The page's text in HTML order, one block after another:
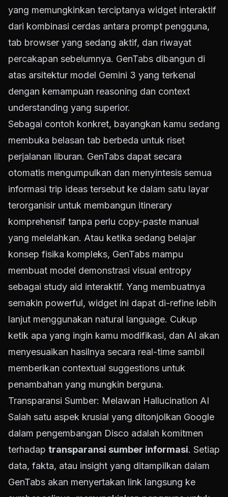
yang memungkinkan terciptanya widget interaktif
dari kombinasi cerdas antara prompt pengguna,
tab browser yang sedang aktif, dan riwayat
percakapan sebelumnya. GenTabs dibangun di
atas arsitektur model Gemini 3 yang terkenal
dengan kemampuan reasoning dan context
understanding yang superior.
Sebagai contoh konkret, bayangkan kamu sedang
membuka belasan tab berbeda untuk riset
perjalanan liburan. GenTabs dapat secara
otomatis mengumpulkan dan menyintesis semua
informasi trip ideas tersebut ke dalam satu layar
terorganisir untuk membangun itinerary
komprehensif tanpa perlu copy-paste manual
yang melelahkan. Atau ketika sedang belajar
konsep fisika kompleks, GenTabs mampu
membuat model demonstrasi visual entropy
sebagai study aid interaktif. Yang membuatnya
semakin powerful, widget ini dapat di-refine lebih
lanjut menggunakan natural language. Cukup
ketik apa yang ingin kamu modifikasi, dan AI akan
menyesuaikan hasilnya secara real-time sambil
memberikan contextual suggestions untuk
penambahan yang mungkin berguna.
Transparansi Sumber: Melawan Hallucination AI
Salah satu aspek krusial yang ditonjolkan Google
dalam pengembangan Disco adalah komitmen
terhadap transparansi sumber informasi. Setiap
data, fakta, atau insight yang ditampilkan dalam
GenTabs akan menyertakan link langsung ke